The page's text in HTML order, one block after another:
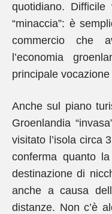
quotidiano.
“minaccia”: è
commercio che
l’economia
principale
Anche sul piano
Groenlandia
visitato l’isola circa
conferma quanto
destinazione di
anche a causa
distanze. Non c’è